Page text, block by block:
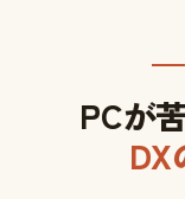
PCが
DX